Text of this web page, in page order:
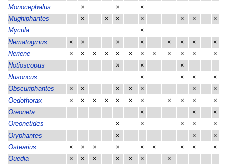
Monocephalus
× ×
×
Mughiphantes
× × × × × ×
×
Mycula
×
Nematogmus
× × × × × × × ×
Neriene
× × × × × × × × × × × ×
Notioscopus
× ×
×
Nusoncus
× × ×
×
Obscuriphantes
× × × × × ×
×
Oedothorax
× × × × × × × × × × ×
Oreoneta
× ×
×
Oreonetides
× × × ×
×
Oryphantes
× ×
×
Ostearius
× × × × × × × ×
×
Ouedia
× × × × × ×
×